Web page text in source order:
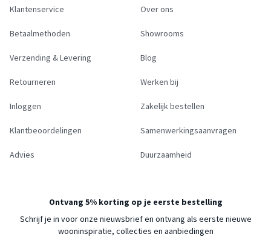
Klantenservice
Betaalmethoden
Verzending & Levering
Retourneren
Inloggen
Klantbeoordelingen
Advies
Over ons
Showrooms
Blog
Werken bij
Zakelijk bestellen
Samenwerkingsaanvragen
Duurzaamheid
Ontvang 5% korting op je eerste bestelling
Schrijf je in voor onze nieuwsbrief en ontvang als eerste nieuwe
wooninspiratie, collecties en aanbiedingen